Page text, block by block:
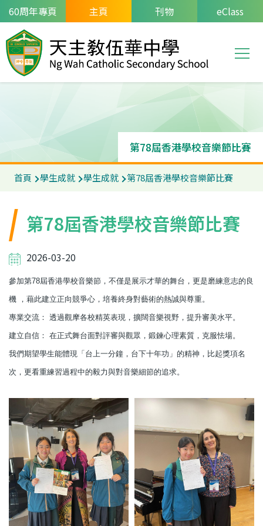
移至主內容
60周年專頁 主頁 刊物 eClass
Main
第78屆香港學校音樂節比賽
導
連
結
首頁 學生成就 學生成就 第78屆香港學校音樂節比賽
第78屆香港學校音樂節比賽
2026-03-20
參加第78屆香港學校音樂節，不僅是展示才華的舞台，更是磨練意志的良
機 ，藉此建立正向競爭心，培養終身對藝術的熱誠與尊重。
專業交流： 透過觀摩各校精英表現，擴闊音樂視野，提升審美水平。
建立自信： 在正式舞台面對評審與觀眾，鍛鍊心理素質，克服怯場。
我們期望學生能體現「台上一分鐘，台下十年功」的精神，比起獎項名
次，更看重練習過程中的毅力與對音樂細節的追求。